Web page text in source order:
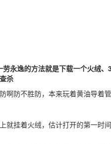
劳永逸的方法就是下载一个火绒、
杀
啊防不胜防，本来玩着黄油导着
就挂着火绒，估计打开的第一时